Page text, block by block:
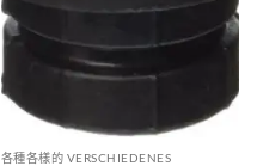
各種各樣的 VERSCHIEDENES